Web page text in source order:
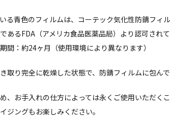
る青色のフィルムは、コーテック気化性防錆フィル
あるFDA（アメリカ食品医薬品局）より認可さ
間：約24ヶ月（使用環境により異なります）
取り完全に乾燥した状態で、防錆フィルムに包んで
、お手入れの仕方によっては永くご使用いただくこ
ジングもお楽しみください。